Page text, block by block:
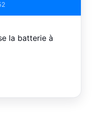
la batterie à